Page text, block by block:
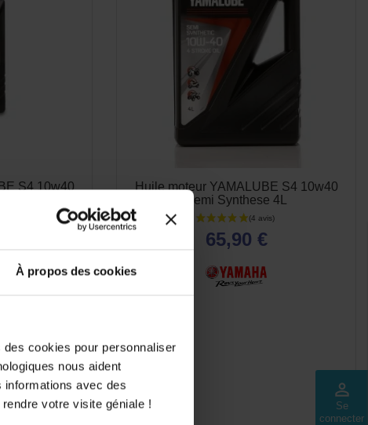
À propos des cookies
cookies pour personnaliser
nous aident
informations avec des
votre visite géniale !
perm_identity
Se
connecter
S4 10w40
Huile moteur YAMALUBE S4 10w40
Semi Synthese 4L
65,90 €